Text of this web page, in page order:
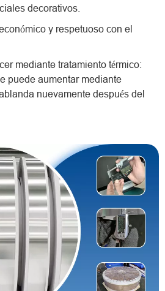
decorativos.
y respetuoso con el
mediante tratamiento térmico:
puede aumentar mediante
nuevamente después del